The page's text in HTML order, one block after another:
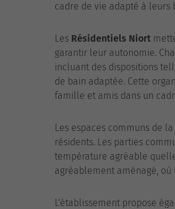
cadre de vie adapté à leurs
Les Résidentiels Niort
garantir leur autonomie.
incluant des dispositions
de bain adaptée. Cette
famille et amis dans un
Les espaces communs de
résidents. Les parties
température agréable
agréablement aménagé,
L'établissement propose